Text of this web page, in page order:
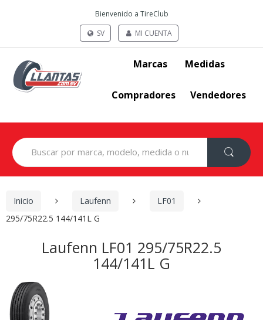
Bienvenido a TireClub
SV
MI CUENTA
Marcas Medidas
Compradores Vendedores
Search
for:
Inicio Laufenn
LF01
295/75R22.5 144/141L G
Laufenn LF01 295/75R22.5
144/141L G